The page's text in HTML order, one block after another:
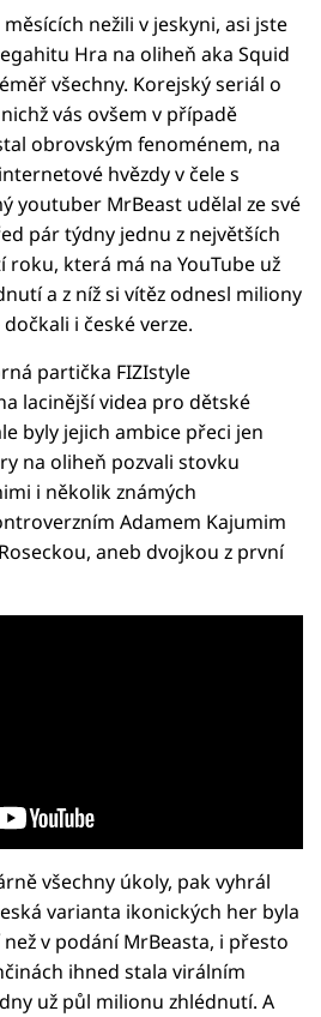
nežili v jeskyni, asi jste
Hra na oliheň aka Squid
všechny. Korejský seriál o
vás ovšem v případě
obrovským fenoménem, na
hvězdy v čele s
youtuber MrBeast udělal ze své
pár týdny jednu z největších
která má na YouTube už
a z níž si vítěz odnesl miliony
i české verze.
partička FIZIstyle
lacinější videa pro dětské
byly jejich ambice přeci jen
na oliheň pozvali stovku
i několik známých
Adamem Kajumim
aneb dvojkou z první
všechny úkoly, pak vyhrál
varianta ikonických her byla
v podání MrBeasta, i přesto
ihned stala virálním
už půl milionu zhlédnutí. A